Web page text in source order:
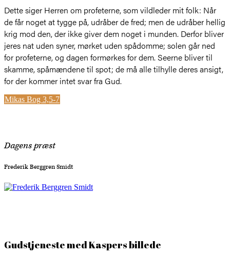
Dette siger Herren om profeterne, som vildleder mit folk: Når
de får noget at tygge på, udråber de fred; men de udråber hellig
krig mod den, der ikke giver dem noget i munden. Derfor bliver
jeres nat uden syner, mørket uden spådomme; solen går ned
for profeterne, og dagen formørkes for dem. Seerne bliver til
skamme, spåmændene til spot; de må alle tilhylle deres ansigt,
for der kommer intet svar fra Gud.
Mikas Bog 3,5-7
Dagens præst
Frederik Berggren Smidt
Gudstjeneste med Kaspers billede